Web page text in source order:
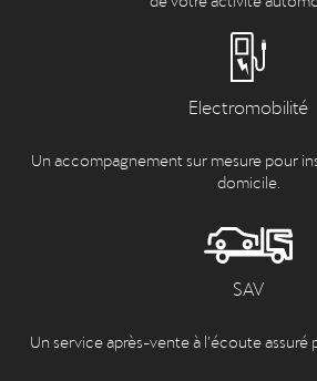
Electromobilité
Un accompagnement sur mesure pour
domicile.
SAV
Un service après-vente à l’écoute assuré